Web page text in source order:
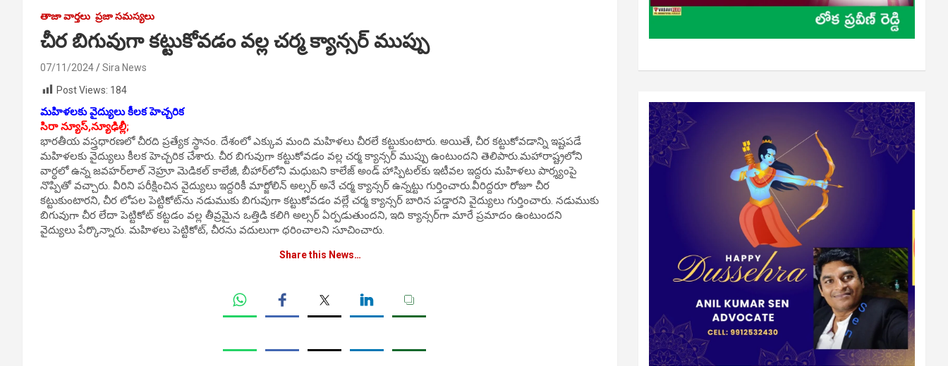
తాజా వార్తలు ప్రజా సమస్యలు
చీర బిగువుగా కట్టుకోవడం వల్ల చర్మ క్యాన్సర్‌ ముప్పు
07/11/2024
Sira News
Post Views: 184
మహిళలకు వైద్యులు కీలక హెచ్చరిక
సిరా న్యూస్,న్యూఢిల్లీ;
భారతీయ వస్త్రధారణలో చీరది ప్రత్యేక స్థానం. దేశంలో ఎక్కువ మంది మహిళలు చీరలే కట్టుకుంటారు. అయితే, చీర కట్టుకోవడాన్ని ఇష్టపడే
మహిళలకు వైద్యులు కీలక హెచ్చరిక చేశారు. చీర బిగువుగా కట్టుకోవడం వల్ల చర్మ క్యాన్సర్‌ ముప్పు ఉంటుందని తెలిపారు.మహారాష్ట్రలోని
వార్ధలో ఉన్న జవహర్‌లాల్‌ నెహ్రూ మెడికల్‌ కాలేజీ, బీహార్‌లోని మధుబని కాలేజ్‌ అండ్‌ హాస్పిటల్‌కు ఇటీవల ఇద్దరు మహిళలు పార్శ్యంపై
నొప్పితో వచ్చారు. వీరిని పరీక్షించిన వైద్యులు ఇద్దరికీ మార్జోలిన్‌ అల్సర్‌ అనే చర్మ క్యాన్సర్‌ ఉన్నట్టు గుర్తించారు.వీరిద్దరూ రోజూ చీర
కట్టుకుంటారని, చీర లోపల పెట్టికోట్‌ను నడుముకు బిగువుగా కట్టుకోవడం వల్లే చర్మ క్యాన్సర్‌ బారిన పడ్డారని వైద్యులు గుర్తించారు. నడుముకు
బిగువుగా చీర లేదా పెట్టికోట్‌ కట్టడం వల్ల తీవ్రమైన ఒత్తిడి కలిగి అల్సర్‌ ఏర్పడుతుందని, ఇది క్యాన్సర్‌గా మారే ప్రమాదం ఉంటుందని
వైద్యులు పేర్కొన్నారు. మహిళలు పెట్టికోట్‌, చీరను వదులుగా ధరించాలని సూచించారు.
Share this News…